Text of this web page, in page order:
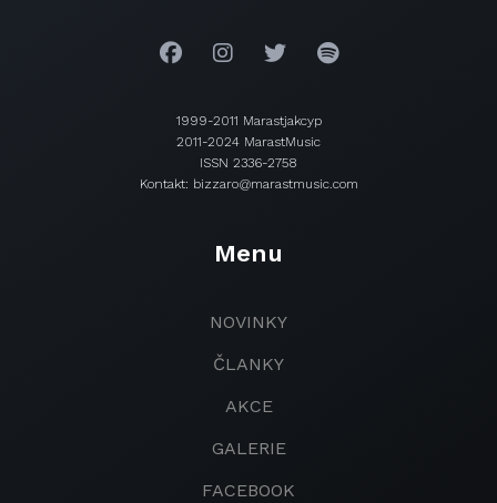
1999-2011 Marastjakcyp
2011-2024 MarastMusic
ISSN 2336-2758
Kontakt: bizzaro@marastmusic.com
Menu
NOVINKY
ČLANKY
AKCE
GALERIE
FACEBOOK